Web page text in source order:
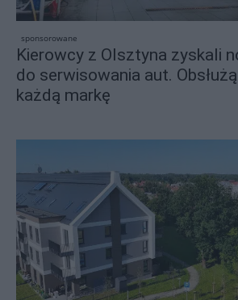
sponsorowane
Kierowcy z Olsztyna zyskali
do serwisowania aut.
każdą markę